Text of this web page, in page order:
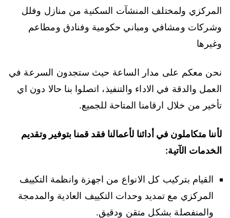
المركزي ولمختلف المنشآت السكنية من منازل وفلل
وشركات ومشافي ومباني حكومية وفنادق ومطاعم
وغيرها
نحن معكم على مدار الساعة حيث ستجدون السرعة في
العمل والدقة في الاداء والتنفيذ، اتصلوا بنا حالا دون اي
تأخير من خلال ارقامنا المتاحة للجميع.
لأننا متكاملون في أدائنا لأعمالنا فقد قمنا بتوفير وتقديم
الخدمات الآتية:
القيام بتركيب كل الانواع من اجهزة وانظمة التكييف
المركزي مع تمديد وحدات التكييف العادية والمدمجة
والمنفصلة بشكل متقن ودقيق.